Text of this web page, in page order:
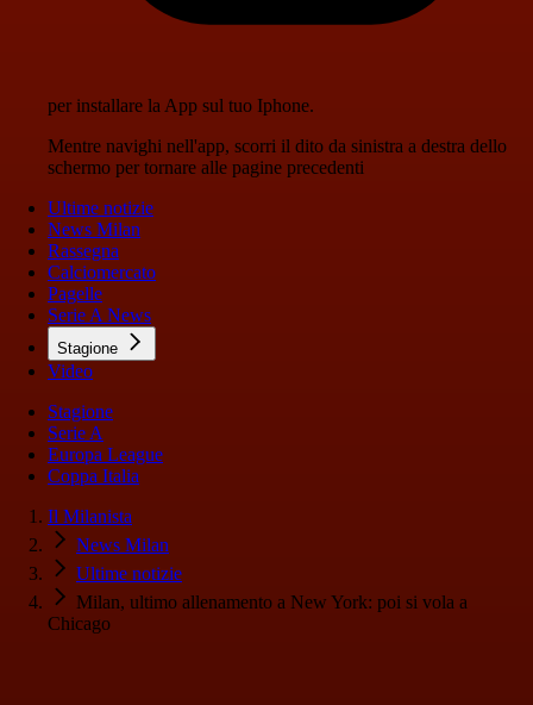
per installare la App sul tuo Iphone.
Mentre navighi nell'app, scorri il dito da sinistra a destra dello
schermo per tornare alle pagine precedenti
Ultime notizie
News Milan
Rassegna
Calciomercato
Pagelle
Serie A News
Stagione
Video
Stagione
Serie A
Europa League
Coppa Italia
Il Milanista
News Milan
Ultime notizie
Milan, ultimo allenamento a New York: poi si vola a
Chicago